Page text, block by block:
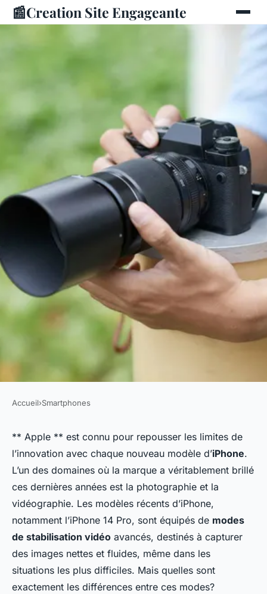
📰Creation Site Engageante
SMARTPHONES
Quelles sont les différences
entre les modes de
stabilisation vidéo sur un
iPhone 14 Pro?
Naïm•3 avril 2024•6 min de lecture
Accueil›Smartphones
** Apple ** est connu pour repousser les limites de
l’innovation avec chaque nouveau modèle d’iPhone.
L’un des domaines où la marque a véritablement brillé
ces dernières années est la photographie et la
vidéographie. Les modèles récents d’iPhone,
notamment l’iPhone 14 Pro, sont équipés de modes
de stabilisation vidéo avancés, destinés à capturer
des images nettes et fluides, même dans les
situations les plus difficiles. Mais quelles sont
exactement les différences entre ces modes?